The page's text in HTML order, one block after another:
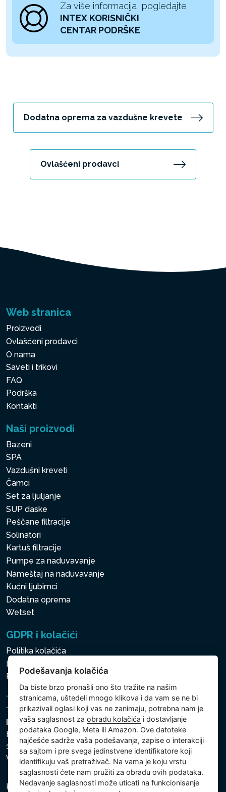
Za više informacija, pogledajte
INTEX KORISNIČKI
CENTAR PODRŠKE
Dodatna oprema za vazdušne krevete
Ovlašćeni prodavci
Web stranica
Proizvodi
Ovlašćeni prodavci
O nama
Saveti i trikovi
FAQ
Podrška
Kontakti
Naši proizvodi
Bazeni
SPA
Vazdušni kreveti
Čamci
Set za ljuljanje
SUP daske
Peščane filtracije
Solinatori
Kartuš filtracije
Pumpe za naduvavanje
Nameštaj na naduvavanje
Kućni ljubimci
Dodatna oprema
Wetset
GDPR i kolačići
Politika kolačića
Politika zaštite ličnih i drugih obrađivanih podataka
Politika kolačića
Intex Trading, s.r.o.
Hradecká 2526/3
130 00 Praha 3
Vinohrady - Česká republika
Kompanija je registrovana u Opštinskom sudu u Pragu,
Podešavanja kolačića
Da biste brzo pronašli ono što tražite na našim
stranicama, uštedeli mnogo klikova i da vam se ne bi
prikazivali oglasi koji vas ne zanimaju, potrebna nam je
vaša saglasnost zaobradu kolačića i dostavljanje
podataka Google, Meta ili Amazon. Ove datoteke
najčešće sadrže vaša podešavanja, zapise o interakciji
sa sajtom i pre svega jedinstvene identifikatore koji
identifikuju vaš pretraživač. Na vama je koju vrstu
saglasnosti ćete nam pružiti za obradu ovih podataka.
Nedavanje saglasnosti može uticati na funkcionisanje